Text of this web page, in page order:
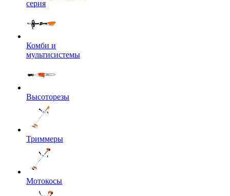
серия
Комби и
мультисистемы
Высоторезы
Триммеры
Мотокосы